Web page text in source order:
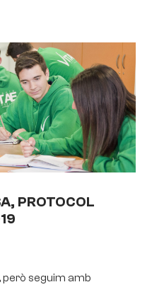
PROTOCOL
però seguim amb